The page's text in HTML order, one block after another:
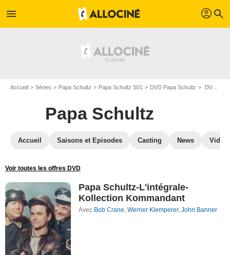
menu profil search
Accueil Séries Papa Schultz Papa Schultz S01 DVD Papa Schultz DVD Papa Schultz S01
Papa Schultz
Accueil Saisons et Episodes Casting News
Voir toutes les offres DVD
Papa Schultz-L'intégrale-
Kollection Kommandant
Avec Bob Crane,Werner Klemperer,John Banner